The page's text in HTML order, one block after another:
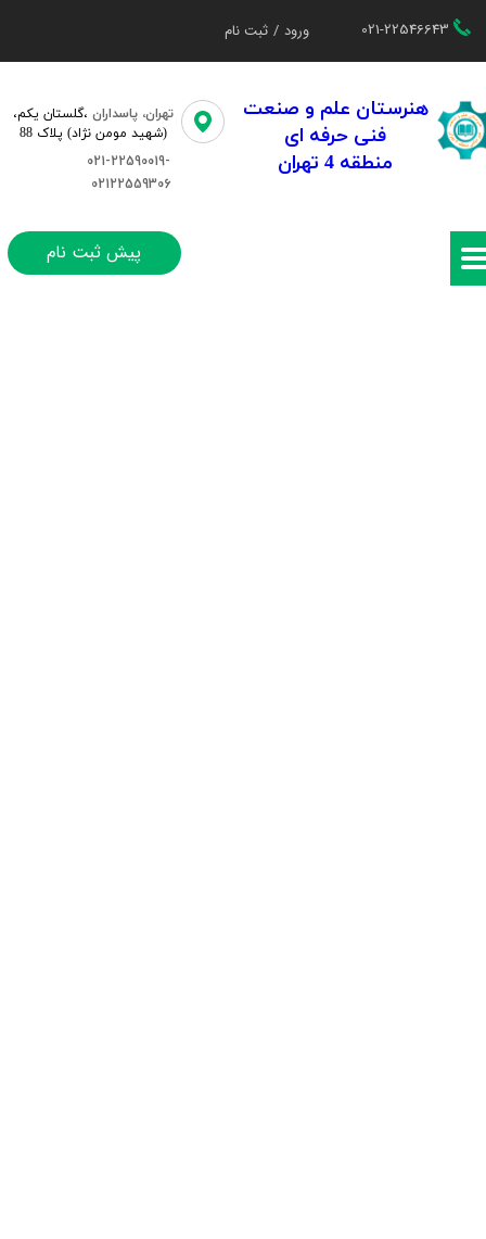
021-22546643 ورود / ثبت نام
تغییر گذر واژه
سفارشات
هنرستان علم و صنعت
فنی حرفه ای
منطقه 4 تهران
تهران، پاسداران ،گلستان یکم،​​
(شهید مومن نژاد) پلاک 88
021-22590019-
02122559306
پیش ثبت نام